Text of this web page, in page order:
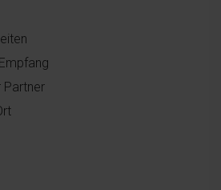
Partner